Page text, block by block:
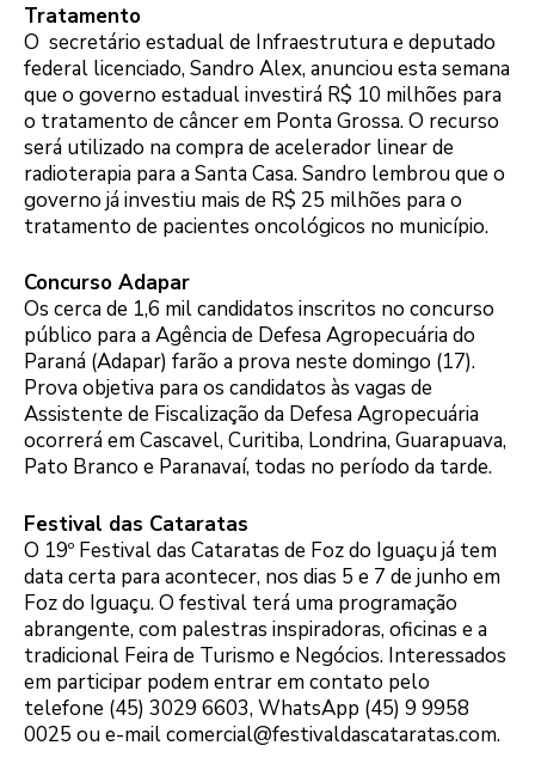
Tratamento
O secretário estadual de Infraestrutura e deputado
federal licenciado, Sandro Alex, anunciou esta semana
que o governo estadual investirá R$ 10 milhões para
o tratamento de câncer em Ponta Grossa. O recurso
será utilizado na compra de acelerador linear de
radioterapia para a Santa Casa. Sandro lembrou que o
governo já investiu mais de R$ 25 milhões para o
tratamento de pacientes oncológicos no município.
Concurso Adapar
Os cerca de 1,6 mil candidatos inscritos no concurso
público para a Agência de Defesa Agropecuária do
Paraná (Adapar) farão a prova neste domingo (17).
Prova objetiva para os candidatos às vagas de
Assistente de Fiscalização da Defesa Agropecuária
ocorrerá em Cascavel, Curitiba, Londrina, Guarapuava,
Pato Branco e Paranavaí, todas no período da tarde.
Festival das Cataratas
O 19º Festival das Cataratas de Foz do Iguaçu já tem
data certa para acontecer, nos dias 5 e 7 de junho em
Foz do Iguaçu. O festival terá uma programação
abrangente, com palestras inspiradoras, oficinas e a
tradicional Feira de Turismo e Negócios. Interessados
em participar podem entrar em contato pelo
telefone (45) 3029 6603, WhatsApp (45) 9 9958
0025 ou e-mail comercial@festivaldascataratas.com.